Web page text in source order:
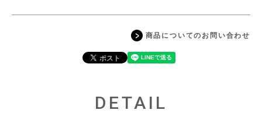
商品についてのお問い合わせ
DETAIL